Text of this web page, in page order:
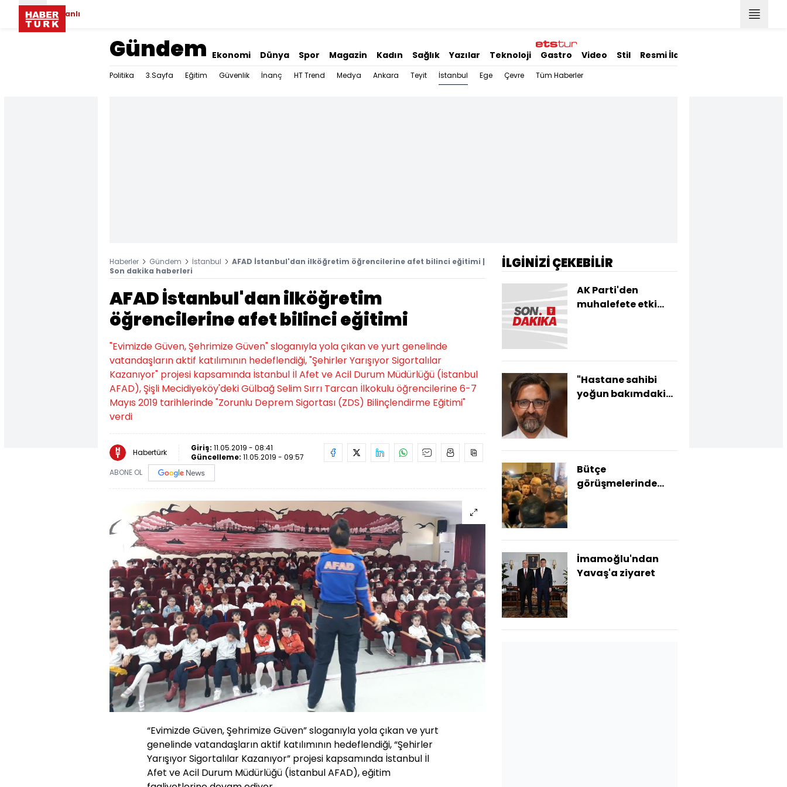
Canlı
Gündem Ekonomi Dünya Spor Magazin Kadın Sağlık Yazılar Teknoloji Gastro Video Stil Resmi İlanlar
Politika 3.Sayfa Eğitim Güvenlik İnanç HT Trend Medya Ankara Teyit İstanbul Ege Çevre Tüm Haberler
Haberler Gündem İstanbul
AFAD İstanbul'dan ilköğretim öğrencilerine afet bilinci eğitimi |
Son dakika haberleri
AFAD İstanbul'dan ilköğretim
öğrencilerine afet bilinci eğitimi
"Evimizde Güven, Şehrimize Güven" sloganıyla yola çıkan ve yurt genelinde
vatandaşların aktif katılımının hedeflendiği, "Şehirler Yarışıyor Sigortalılar
Kazanıyor" projesi kapsamında İstanbul İl Afet ve Acil Durum Müdürlüğü (İstanbul
AFAD), Şişli Mecidiyeköy'deki Gülbağ Selim Sırrı Tarcan İlkokulu öğrencilerine 6-7
Mayıs 2019 tarihlerinde "Zorunlu Deprem Sigortası (ZDS) Bilinçlendirme Eğitimi"
verdi
Habertürk Giriş: 11.05.2019 - 08:41
Güncelleme: 11.05.2019 - 09:57
ABONE OL
“Evimizde Güven, Şehrimize Güven” sloganıyla yola çıkan ve yurt
genelinde vatandaşların aktif katılımının hedeflendiği, “Şehirler
Yarışıyor Sigortalılar Kazanıyor” projesi kapsamında İstanbul İl
Afet ve Acil Durum Müdürlüğü (İstanbul AFAD), eğitim
İLGİNİZİ ÇEKEBİLİR
AK Parti'den
muhalefete etki
"Hastane sahibi
yoğun bakımdaki
Bütçe
görüşmelerinde
İmamoğlu'ndan
Yavaş'a ziyaret